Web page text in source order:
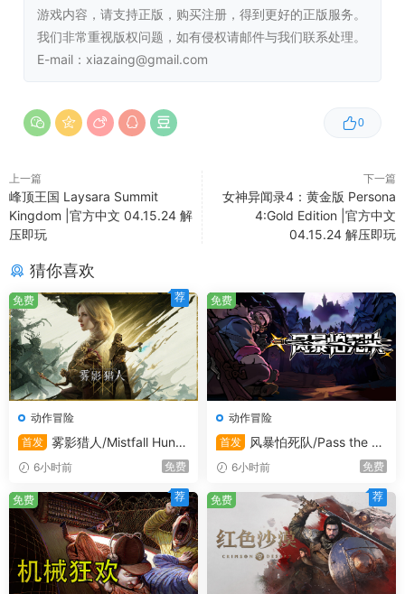
equivalent
内存:4 GB RAM
显卡:Nvidia Geforce GT 430 or AMD
存储空间: 需要 3 GB 可用空间
需要 64 位处理器和操作系统
操作系统 *:Windows 8.1 64-bit or Windows
显卡:Nvidia Geforce GTX 600 series or AMD
equivalent
DirectX 版本:
存储空间:需要 3 GB 可用空间
战锤40K：枪声、鲜血和铁拳 Warhammer 40000
Shootas Blood and Teef Steam离线版本 单机版本 免费下
载
游戏内容，请支持正版，购买注册，得到更好的正版服务。
我们非常重视版权问题，如有侵权请邮件与我们联系处理。
E-mail：xiazaing@gmail.com
0
上一篇
峰顶王国 Laysara Summit
Kingdom |官方中文 04.15.24 解
压即玩
下一篇
女神异闻录4：黄金版 Persona
4:Gold Edition |官方中文
04.15.24 解压即玩
猜你喜欢
动作冒险
首发 雾影猎人/Mistfall Hunte
r/支持在线联机
6小时前 免费
免费 荐
动作冒险
首发
风暴怕死队/Pass the Fe
ar/支持在线联机
6小时前 免费
免费
免费 荐 免费 荐